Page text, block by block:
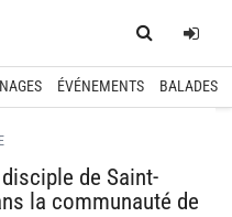
ÉVÉNEMENTS BALADES
de Saint-
la communauté de